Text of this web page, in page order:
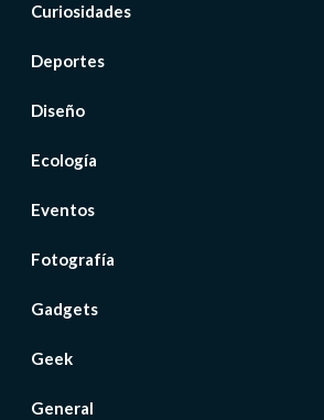
Curiosidades
Deportes
Diseño
Ecología
Eventos
Fotografía
Gadgets
Geek
General